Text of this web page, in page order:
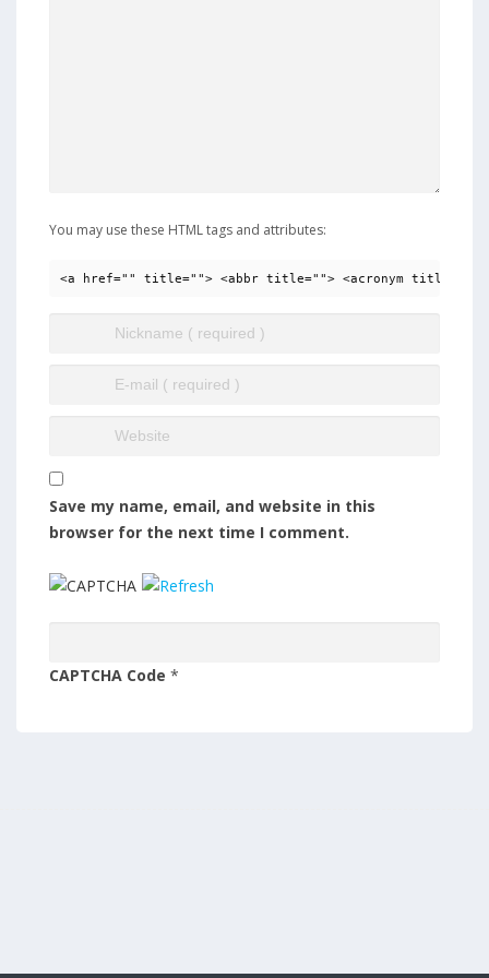
You may use these HTML tags and attributes:
<a href="" title=""> <abbr title=""> <acronym title="">
Save my name, email, and website in this
browser for the next time I comment.
CAPTCHA Code *